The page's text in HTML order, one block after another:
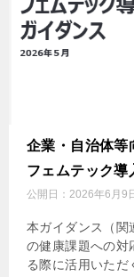
企業・自治体等
フェムテック導
公開日： 2026年6月9
本ガイダンス（関
の健康課題への対
る際に活用いただ